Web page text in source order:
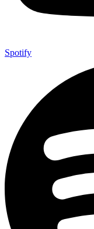
Spotify